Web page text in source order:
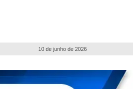
10 de junho de 2026